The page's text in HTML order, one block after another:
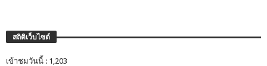
สถิติเว็บไซต์
เข้าชมวันนี้ : 1,203